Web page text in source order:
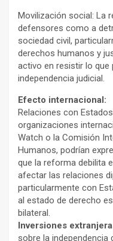
Movilización social: La
defensores como a
sociedad civil,
derechos humanos y
activo en resistir lo que
independencia judicial.
Efecto internacional:
Relaciones con
organizaciones
Watch o la Comisión
Humanos, podrían
que la reforma debilita
afectar las relaciones
particularmente con
al estado de derecho
bilateral.
Inversiones
sobre la independencia